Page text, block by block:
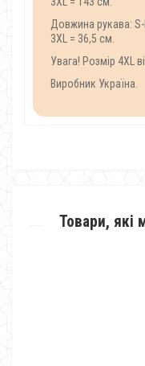
Довжина рукава: S-
3XL = 36,5 см.
Увага! Розмір 4XL
Виробник Україна.
Товари, які